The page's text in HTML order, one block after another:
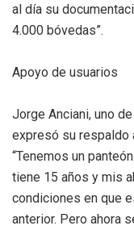
al día su
4.000 bóvedas”.
Apoyo de usuarios
Jorge Anciani, uno
expresó su respaldo
“Tenemos un
tiene 15 años y mis
condiciones en que
anterior. Pero ahora